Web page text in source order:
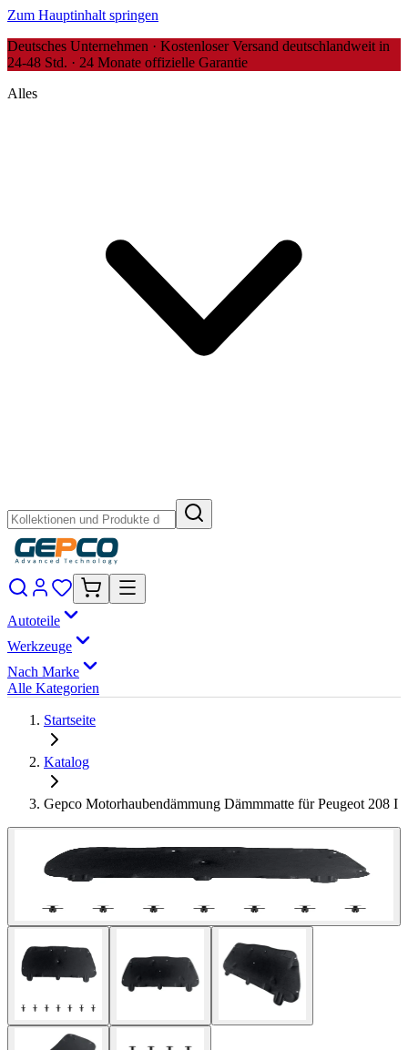
Zum Hauptinhalt springen
Deutsches Unternehmen · Kostenloser Versand deutschlandweit in
24-48 Std. · 24 Monate offizielle Garantie
Alles
Autoteile
Werkzeuge
Nach Marke
Alle Kategorien
Startseite
Katalog
Gepco Motorhaubendämmung Dämmmatte für Peugeot 208 I